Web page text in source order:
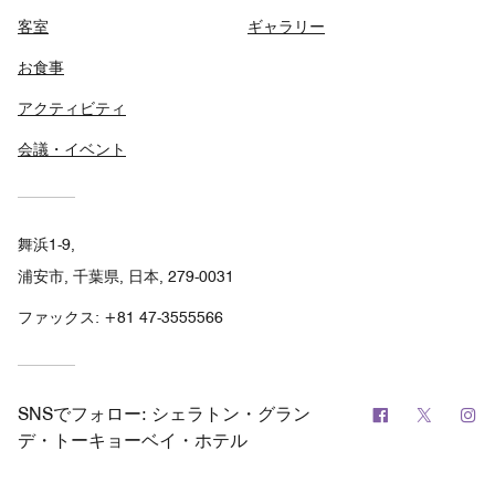
客室
お食事
アクティビティ
会議・イベント
ギャラリー
舞浜1-9,
浦安市, 千葉県, 日本, 279-0031
ファックス: +81 47-3555566
SNSでフォロー: シェラトン・グラン
デ・トーキョーベイ・ホテル
Facebook
Twitter